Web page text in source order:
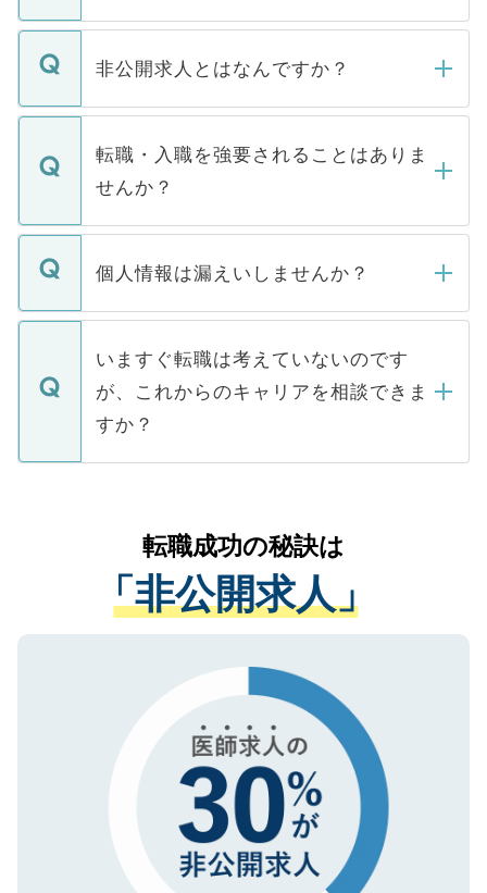
ご登録いただきましたら、弊社担当者がご
登録内容を確認し、その後メールもしくは
ます。通常、5営業日以内にはご連絡をせて
いただきますので、しばらくお待ちくださ
い。
非公開求人とはなんですか？
マイナビDOCTORで取り扱っている求人の
うち約3割は、Webサイトからご覧いただ
けない「非公開求人」です。非公開求人は
下記の理由によって、一般には公開してい
ません。
■応募殺到を避けるため 人気のある医療機
関を公にしてしまうと、応募が殺到する場
に、医療機関が求める条件に合った人材の
みを人材紹介会社に依頼するケースが増え
ています。
転職・入職を強要されることはありま
せんか？
転職・入職を強要することは一切ありませ
ん。また、仮に応募先から内定をいただい
定を承諾する必要はありません。内定先へ
の辞退の連絡はキャリアパートナーが行い
ますので、ご安心ください。
個人情報は漏えいしませんか？
個人情報が漏えいすることはありませんの
で、ご安心ください。当サイトからの登録
などで収集したご登録者様の個人情報は、
ご本人のキャリアアップおよび転職活動の
支援を目的に使用いたします。お預かりし
ているすべての個人データはご本人の許可
は、個人情報の取り扱いについての厳密な
管理基準を満たした事業者のみに付与され
る、プライバシーマークを取得済みです。
ご登録いただいた個人情報は、SSL（デー
で、機密保持に関してもご安心ください。
いますぐ転職は考えていないのです
が、これからのキャリアを相談できま
すか？
かがいして、現在の医療機関の状況や紹介
経験をまじえながら、適切なアドバイスを
させていただきます。すぐにご転職をされ
ない方には、長期的なサポートが可能です
ので、まずはご登録ください。
転職成功の秘訣は
「非公開求人」